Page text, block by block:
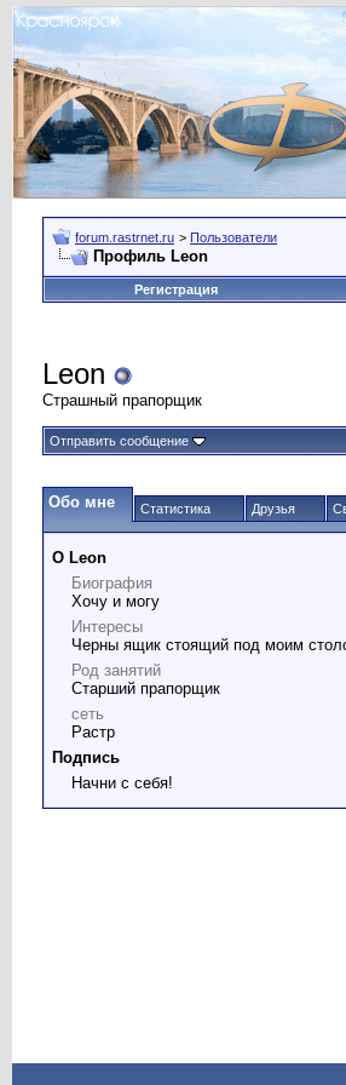
forum.rastrnet.ru > Пользователи
Профиль Leon
Регистрация
Leon
Страшный прапорщик
Отправить сообщение
Обо мне Статистика Друзья
О Leon
Биография
Хочу и могу
Интересы
Черны ящик стоящий под моим
Род занятий
Старший прапорщик
сеть
Растр
Подпись
Начни с себя!